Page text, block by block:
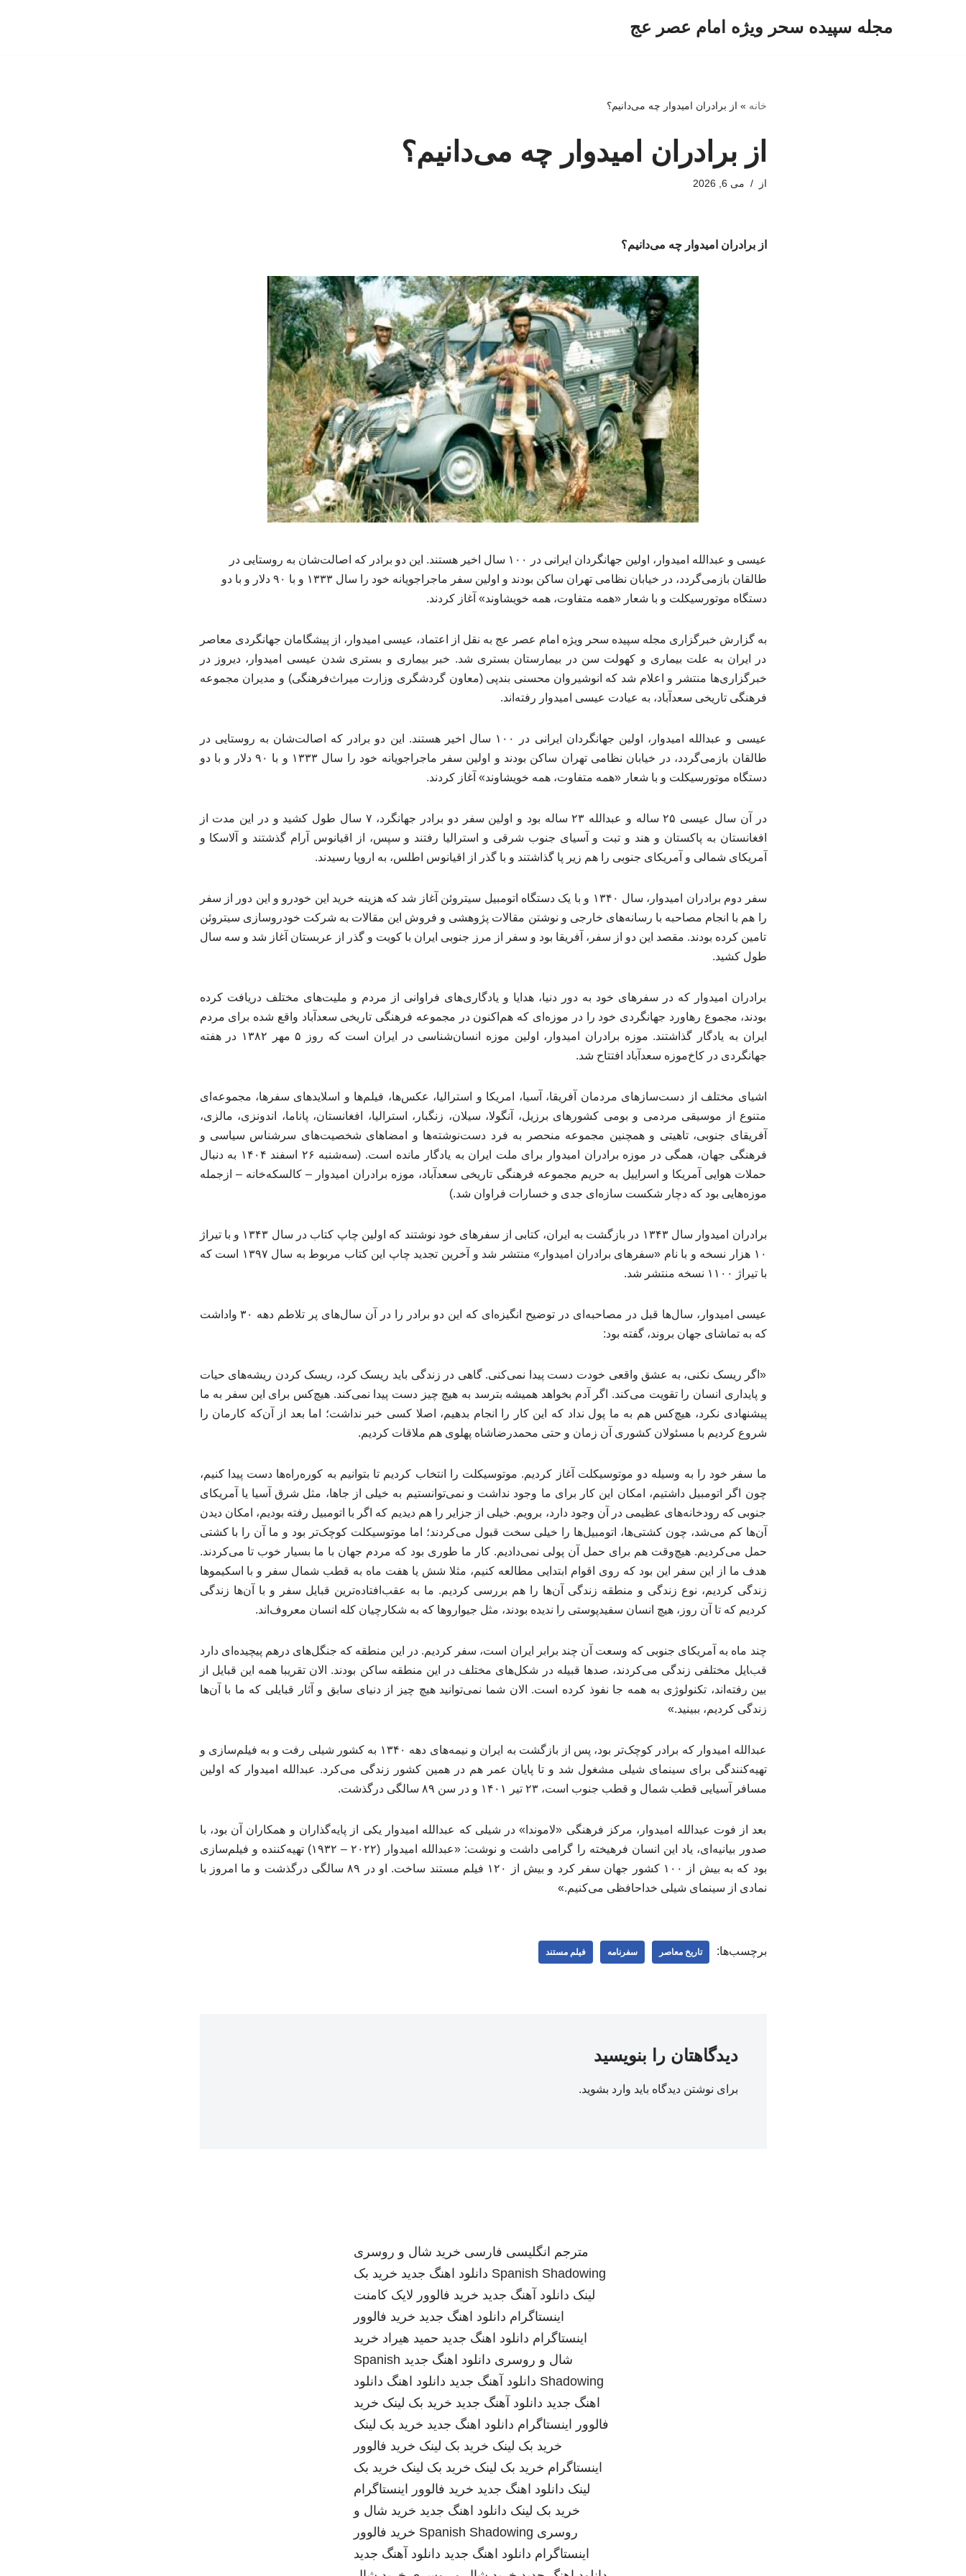
مجله سپیده سحر ویژه امام عصر عج
خانه » از برادران امیدوار چه می‌دانیم؟
از برادران امیدوار چه می‌دانیم؟
از می 6, 2026
از برادران امیدوار چه می‌دانیم؟
عیسی و عبدالله امیدوار، اولین جهانگردان ایرانی در ۱۰۰ سال اخیر هستند. این دو برادر که اصالت‌شان به روستایی در
طالقان بازمی‌گردد، در خیابان نظامی تهران ساکن بودند و اولین سفر ماجراجویانه خود را سال ۱۳۳۳ و با ۹۰ دلار و با دو
دستگاه موتورسیکلت و با شعار «همه متفاوت، همه خویشاوند» آغاز کردند.
به گزارش خبرگزاری مجله سپیده سحر ویژه امام عصر عج به نقل از اعتماد، عیسی امیدوار، از پیشگامان جهانگردی معاصر
در ایران به علت بیماری و کهولت سن در بیمارستان بستری شد. خبر بیماری و بستری شدن عیسی امیدوار، دیروز در
خبرگزاری‌ها منتشر و اعلام شد که انوشیروان محسنی بندپی (معاون گردشگری وزارت میراث‌فرهنگی) و مدیران مجموعه
فرهنگی تاریخی سعدآباد، به عیادت عیسی امیدوار رفته‌اند.
عیسی و عبدالله امیدوار، اولین جهانگردان ایرانی در ۱۰۰ سال اخیر هستند. این دو برادر که اصالت‌شان به روستایی در
طالقان بازمی‌گردد، در خیابان نظامی تهران ساکن بودند و اولین سفر ماجراجویانه خود را سال ۱۳۳۳ و با ۹۰ دلار و با دو
دستگاه موتورسیکلت و با شعار «همه متفاوت، همه خویشاوند» آغاز کردند.
در آن سال عیسی ۲۵ ساله و عبدالله ۲۳ ساله بود و اولین سفر دو برادر جهانگرد، ۷ سال طول کشید و در این مدت از
افغانستان به پاکستان و هند و تبت و آسیای جنوب شرقی و استرالیا رفتند و سپس، از اقیانوس آرام گذشتند و آلاسکا و
آمریکای شمالی و آمریکای جنوبی را هم زیر پا گذاشتند و با گذر از اقیانوس اطلس، به اروپا رسیدند.
سفر دوم برادران امیدوار، سال ۱۳۴۰ و با یک دستگاه اتومبیل سیتروئن آغاز شد که هزینه خرید این خودرو و این دور از سفر
را هم با انجام مصاحبه با رسانه‌های خارجی و نوشتن مقالات پژوهشی و فروش این مقالات به شرکت خودروسازی سیتروئن
تامین کرده بودند. مقصد این دو از سفر، آفریقا بود و سفر از مرز جنوبی ایران با کویت و گذر از عربستان آغاز شد و سه سال
طول کشید.
برادران امیدوار که در سفرهای خود به دور دنیا، هدایا و یادگاری‌های فراوانی از مردم و ملیت‌های مختلف دریافت کرده
بودند، مجموع رهاورد جهانگردی خود را در موزه‌ای که هم‌اکنون در مجموعه فرهنگی تاریخی سعدآباد واقع شده برای مردم
ایران به یادگار گذاشتند. موزه برادران امیدوار، اولین موزه انسان‌شناسی در ایران است که روز ۵ مهر ۱۳۸۲ در هفته
جهانگردی در کاخ‌موزه سعدآباد افتتاح شد.
اشیای مختلف از دست‌سازهای مردمان آفریقا، آسیا، امریکا و استرالیا، عکس‌ها، فیلم‌ها و اسلایدهای سفرها، مجموعه‌ای
متنوع از موسیقی مردمی و بومی کشورهای برزیل، آنگولا، سیلان، زنگبار، استرالیا، افغانستان، پاناما، اندونزی، مالزی،
آفریقای جنوبی، تاهیتی و همچنین مجموعه منحصر به فرد دست‌نوشته‌ها و امضاهای شخصیت‌های سرشناس سیاسی و
فرهنگی جهان، همگی در موزه برادران امیدوار برای ملت ایران به یادگار مانده است. (سه‌شنبه ۲۶ اسفند ۱۴۰۴ به دنبال
حملات هوایی آمریکا و اسراییل به حریم مجموعه فرهنگی تاریخی سعدآباد، موزه برادران امیدوار – کالسکه‌خانه – ازجمله
موزه‌هایی بود که دچار شکست سازه‌ای جدی و خسارات فراوان شد.)
برادران امیدوار سال ۱۳۴۳ در بازگشت به ایران، کتابی از سفرهای خود نوشتند که اولین چاپ کتاب در سال ۱۳۴۳ و با تیراژ
۱۰ هزار نسخه و با نام «سفرهای برادران امیدوار» منتشر شد و آخرین تجدید چاپ این کتاب مربوط به سال ۱۳۹۷ است که
با تیراژ ۱۱۰۰ نسخه منتشر شد.
عیسی امیدوار، سال‌ها قبل در مصاحبه‌ای در توضیح انگیزه‌ای که این دو برادر را در آن سال‌های پر تلاطم دهه ۳۰ واداشت
که به تماشای جهان بروند، گفته بود:
«اگر ریسک نکنی، به عشق واقعی خودت دست پیدا نمی‌کنی. گاهی در زندگی باید ریسک کرد، ریسک کردن ریشه‌های حیات
و پایداری انسان را تقویت می‌کند. اگر آدم بخواهد همیشه بترسد به هیچ ‌چیز دست پیدا نمی‌کند. هیچ‌کس برای این سفر به ما
پیشنهادی نکرد، هیچ‌کس هم به ما پول نداد که این کار را انجام بدهیم، اصلا کسی خبر نداشت؛ اما بعد از آن‌که کارمان را
شروع کردیم با مسئولان کشوری آن زمان و حتی محمدرضاشاه پهلوی هم ملاقات کردیم.
ما سفر خود را به ‌وسیله دو موتوسیکلت آغاز کردیم. موتوسیکلت را انتخاب کردیم تا بتوانیم به کوره‌راه‌ها دست پیدا کنیم،
چون اگر اتومبیل داشتیم، امکان این کار برای ما وجود نداشت و نمی‌توانستیم به خیلی از جاها، مثل شرق آسیا یا آمریکای
جنوبی که رودخانه‌های عظیمی در آن وجود دارد، برویم. خیلی از جزایر را هم دیدیم که اگر با اتومبیل رفته بودیم، امکان دیدن
آن‌ها کم می‌شد، چون کشتی‌ها، اتومبیل‌ها را خیلی سخت قبول می‌کردند؛ اما موتوسیکلت کوچک‌تر بود و ما آن را با کشتی
حمل می‌کردیم. هیچ‌وقت هم برای حمل آن پولی نمی‌دادیم. کار ما طوری بود که مردم جهان با ما بسیار خوب تا می‌کردند.
هدف ما از این سفر این بود که روی اقوام ابتدایی مطالعه کنیم، مثلا شش یا هفت ‌ماه به قطب شمال سفر و با اسکیموها
زندگی ‌کردیم، نوع زندگی و منطقه زندگی آن‌ها را هم بررسی ‌کردیم. ما به عقب‌افتاده‌ترین قبایل سفر و با آن‌ها زندگی
کردیم که تا آن روز، هیچ انسان سفیدپوستی را ندیده بودند، مثل جیواروها که به شکارچیان کله انسان معروف‌اند.
چند ماه به آمریکای جنوبی که وسعت آن چند برابر ایران است، سفر کردیم. در این منطقه که جنگل‌های درهم پیچیده‌ای دارد
قبایل مختلفی زندگی می‌کردند، صدها قبیله در شکل‌های مختلف در این منطقه ساکن بودند. الان تقریبا همه‌ این قبایل از
بین رفته‌اند، تکنولوژی به همه جا نفوذ کرده است. الان شما نمی‌توانید هیچ‌ چیز از دنیای سابق و آثار قبایلی که ما با آن‌ها
زندگی کردیم، ببینید.»
عبدالله امیدوار که برادر کوچک‌تر بود، پس از بازگشت به ایران و نیمه‌های دهه ۱۳۴۰ به کشور شیلی رفت و به فیلم‌سازی و
تهیه‌کنندگی برای سینمای شیلی مشغول شد و تا پایان عمر هم در همین کشور زندگی می‌کرد. عبدالله امیدوار که اولین
مسافر آسیایی قطب شمال و قطب جنوب است، ۲۳ تیر ۱۴۰۱ و در سن ۸۹ سالگی درگذشت.
بعد از فوت عبدالله امیدوار، مرکز فرهنگی «لاموندا» در شیلی که عبدالله امیدوار یکی از پایه‌گذاران و همکاران آن بود، با
صدور بیانیه‌ای، یاد این انسان فرهیخته را گرامی داشت و نوشت: «عبدالله امیدوار (۲۰۲۲ – ۱۹۳۲) تهیه‌کننده و فیلم‌سازی
بود که به بیش از ۱۰۰ کشور جهان سفر کرد و بیش از ۱۲۰ فیلم مستند ساخت. او در ۸۹ سالگی درگذشت و ما امروز با
نمادی از سینمای شیلی خداحافظی می‌کنیم.»
برچسب‌ها: تاریخ معاصر سفرنامه فیلم مستند
دیدگاهتان را بنویسید
برای نوشتن دیدگاه باید وارد بشوید.
مترجم انگلیسی فارسی خرید شال و روسری
Spanish Shadowing دانلود اهنگ جدید خرید بک
لینک دانلود آهنگ جدید خرید فالوور لایک کامنت
اینستاگرام دانلود اهنگ جدید خرید فالوور
اینستاگرام دانلود اهنگ جدید حمید هیراد خرید
شال و روسری دانلود اهنگ جدید Spanish
Shadowing دانلود آهنگ جدید دانلود اهنگ دانلود
اهنگ جدید دانلود آهنگ جدید خرید بک لینک خرید
فالوور اینستاگرام دانلود اهنگ جدید خرید بک لینک
خرید بک لینک خرید بک لینک خرید فالوور
اینستاگرام خرید بک لینک خرید بک لینک خرید بک
لینک دانلود اهنگ جدید خرید فالوور اینستاگرام
خرید بک لینک دانلود اهنگ جدید خرید شال و
روسری Spanish Shadowing خرید فالوور
اینستاگرام دانلود اهنگ جدید دانلود آهنگ جدید